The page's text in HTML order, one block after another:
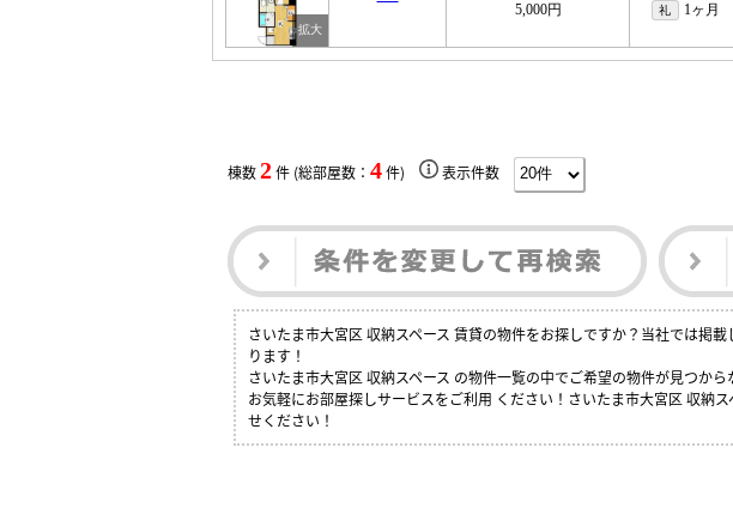
5,000円 礼 1ヶ月
棟数2件 (総部屋数： 4件) 表示件数
さいたま市大宮区 収納スペース 賃貸の物件をお探しですか？当社では掲
ります！
さいたま市大宮区 収納スペース の物件一覧の中でご希望の物件が見つか
お気軽にお部屋探しサービスをご利用 ください！さいたま市大宮区 収納
せください！